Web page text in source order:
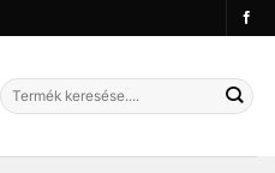
Keresés
a